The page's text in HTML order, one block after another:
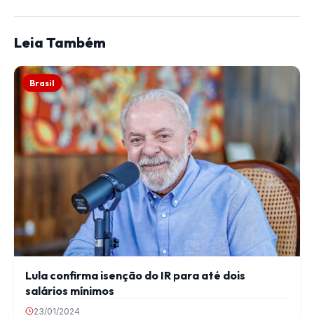
Leia Também
Brasil
Lula confirma isenção do IR para até dois
salários mínimos
23/01/2024